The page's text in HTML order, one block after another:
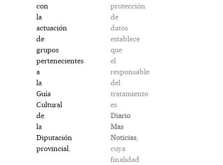
con
la
actuación
de
grupos
pertenecientes
a
la
Guía
Cultural
de
la
Diputación
provincial.
protección
de
datos
establece
que
el
responsable
del
tratamiento
es
Diario
Mas
Noticias,
cuya
finalidad